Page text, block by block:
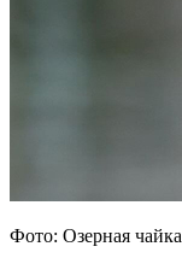
Фото: Озерная чайка